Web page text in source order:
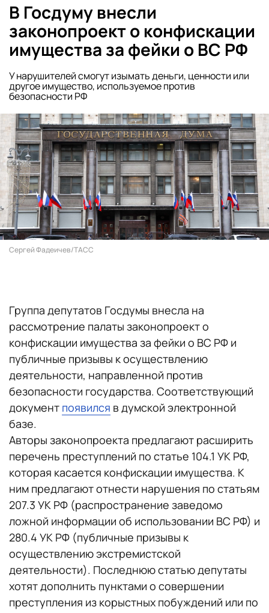
В Госдуму внесли
законопроект о конфискации
имущества за фейки о ВС РФ
У нарушителей смогут изымать деньги, ценности или
другое имущество, используемое против
безопасности РФ
Сергей Фадеичев/ТАСС
Группа депутатов Госдумы внесла на
рассмотрение палаты законопроект о
конфискации имущества за фейки о ВС РФ и
публичные призывы к осуществлению
деятельности, направленной против
безопасности государства. Соответствующий
документ появился в думской электронной
базе.
Авторы законопроекта предлагают расширить
перечень преступлений по статье 104.1 УК РФ,
которая касается конфискации имущества. К
ним предлагают отнести нарушения по статьям
207.3 УК РФ (распространение заведомо
ложной информации об использовании ВС РФ) и
280.4 УК РФ (публичные призывы к
осуществлению экстремистской
деятельности). Последнюю статью депутаты
хотят дополнить пунктами о совершении
преступления из корыстных побуждений или по